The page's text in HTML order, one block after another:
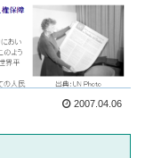
2007.04.06